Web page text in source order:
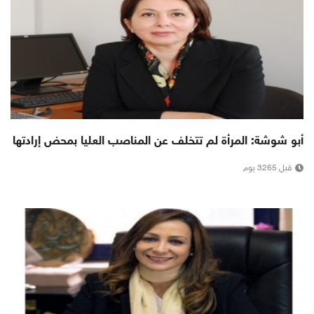
أبو شوشة: المرأة لم تتخلف عن المناصب العليا بمحض إرادتها
قبل 3265 يوم